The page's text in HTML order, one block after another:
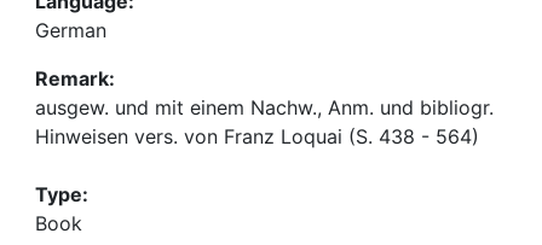
German
Remark:
ausgew. und mit einem Nachw., Anm. und bibliogr.
Hinweisen vers. von Franz Loquai (S. 438 - 564)
Type:
Book